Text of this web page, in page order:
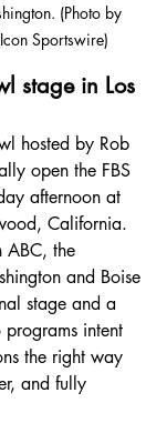
(Photo by
Sportswire)
stage in Los
hosted by Rob
open the FBS
afternoon at
California.
ABC, the
and Boise
stage and a
intent
the right way
and fully